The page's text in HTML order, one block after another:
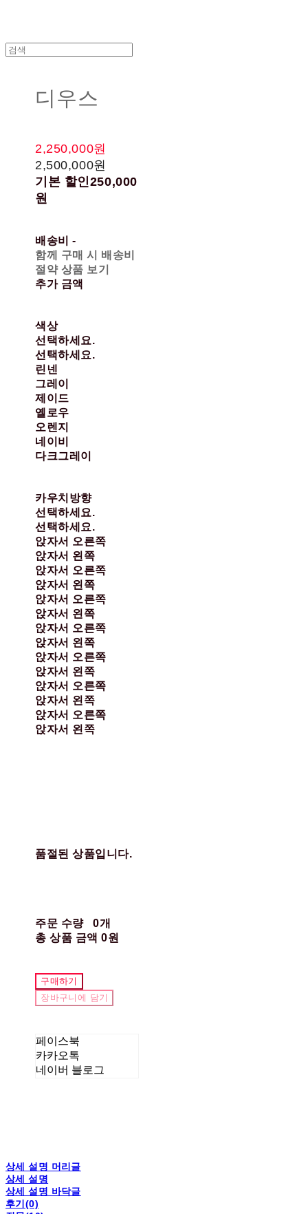
디우스
2,250,000원
2,500,000원
기본 할인250,000
원
배송비-
함께 구매 시 배송비
절약 상품 보기
추가 금액
색상
선택하세요.
선택하세요.
린넨
그레이
제이드
옐로우
오렌지
네이비
다크그레이
카우치방향
선택하세요.
선택하세요.
앉자서 오른쪽
앉자서 왼쪽
앉자서 오른쪽
앉자서 왼쪽
앉자서 오른쪽
앉자서 왼쪽
앉자서 오른쪽
앉자서 왼쪽
앉자서 오른쪽
앉자서 왼쪽
앉자서 오른쪽
앉자서 왼쪽
앉자서 오른쪽
앉자서 왼쪽
품절된 상품입니다.
주문 수량
0개
총 상품 금액 0원
구매하기
장바구니에 담기
페이스북
카카오톡
네이버 블로그
상세 설명 머리글
상세 설명
상세 설명 바닥글
후기(0)